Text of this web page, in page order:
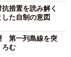
らんでいる。
を和らげ、長期
ての役割を果
措置を読み解く
た自制の意図
第一列島線を突
む